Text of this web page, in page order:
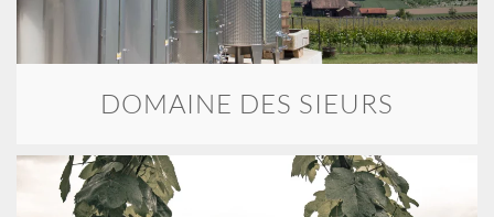
DOMAINE DES SIEURS